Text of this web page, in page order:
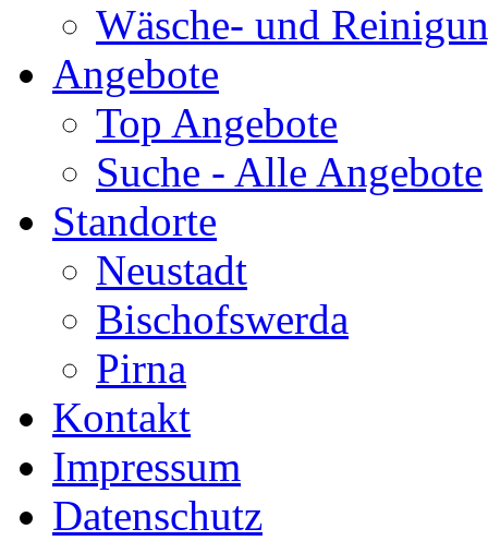
Wäsche- und
Angebote
Top Angebote
Suche - Alle Angebote
Standorte
Neustadt
Bischofswerda
Pirna
Kontakt
Impressum
Datenschutz